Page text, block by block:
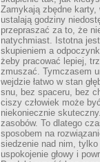
Zamykają zbędne karty,
ustalają godziny
przepraszać za to, że
natychmiast. Istotna
skupieniem a
żeby pracować lepiej,
zmuszać. Tymczasem
wejdzie łatwo w stan
snu, bez spaceru, bez
ciszy człowiek może
niekoniecznie
zasobów. To dlatego
sposobem na
siedzenie nad nim,
uspokojenie głowy i